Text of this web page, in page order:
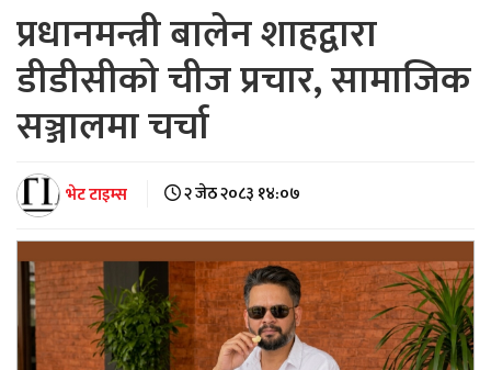
प्रधानमन्त्री बालेन शाहद्वारा
डीडीसीको चीज प्रचार, सामाजिक
सञ्जालमा चर्चा
भेट टाइम्स २ जेठ २०८३ १४:०७